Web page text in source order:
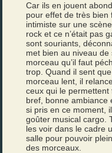
Car ils en jouent
pour effet de très bien
intimiste sur une
rock et ce n’était pas
sont souriants,
met bien au niveau de
morceau qu’il faut
trop. Quand il sent
morceau lent, il
ceux qui le
bref, bonne ambiance
si pris en ce moment,
goûter musical cargo.
les voir dans le cadre
salle pour pouvoir
des morceaux.